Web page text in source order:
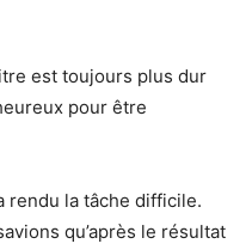
est toujours plus dur
pour être
rendu la tâche difficile.
qu’après le résultat